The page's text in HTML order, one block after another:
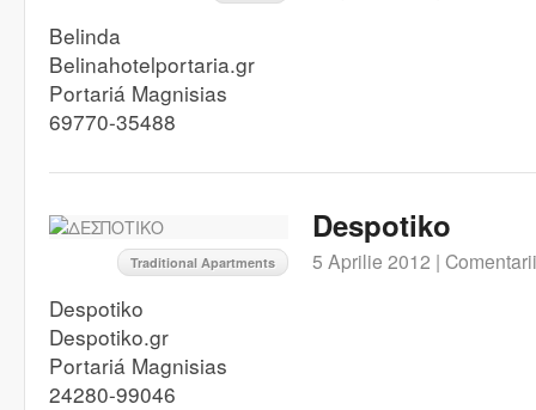
Belinda
Belinahotelportaria.gr
Portariá Magnisias
69770-35488
Traditional Apartments
Despotiko
5 Aprilie 2012 |
Despotiko
Despotiko.gr
Portariá Magnisias
24280-99046